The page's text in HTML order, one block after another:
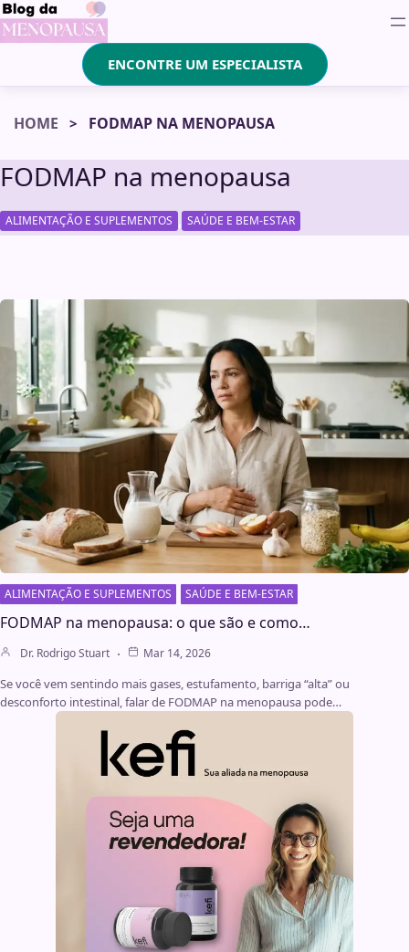
ENCONTRE UM ESPECIALISTA
HOME FODMAP NA MENOPAUSA
FODMAP na menopausa
ALIMENTAÇÃO E SUPLEMENTOS , SAÚDE E BEM-ESTAR
ALIMENTAÇÃO E SUPLEMENTOS SAÚDE E BEM-ESTAR
FODMAP na menopausa: o que são e como…
Dr. Rodrigo Stuart Mar 14, 2026
Se você vem sentindo mais gases, estufamento, barriga “alta” ou
desconforto intestinal, falar de FODMAP na menopausa pode…